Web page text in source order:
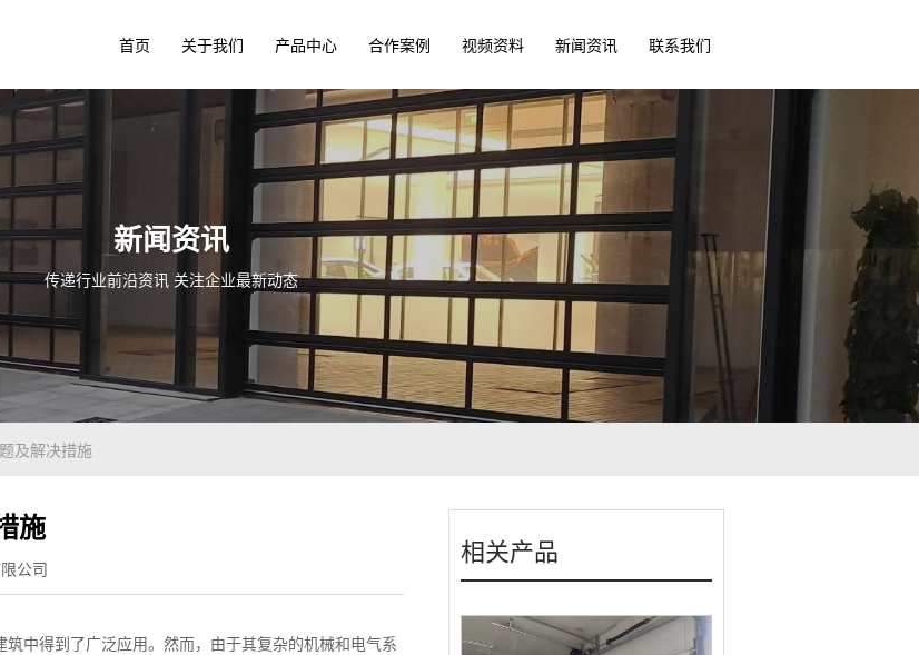
首页 关于我们 产品中心 合作案例 视频资料 新闻资讯 联系我们
新闻资讯
传递行业前沿资讯 关注企业最新动态
及解决措施
施
公司
得到了广泛应用。然而，由于其复杂的机械和电气系
相关产品